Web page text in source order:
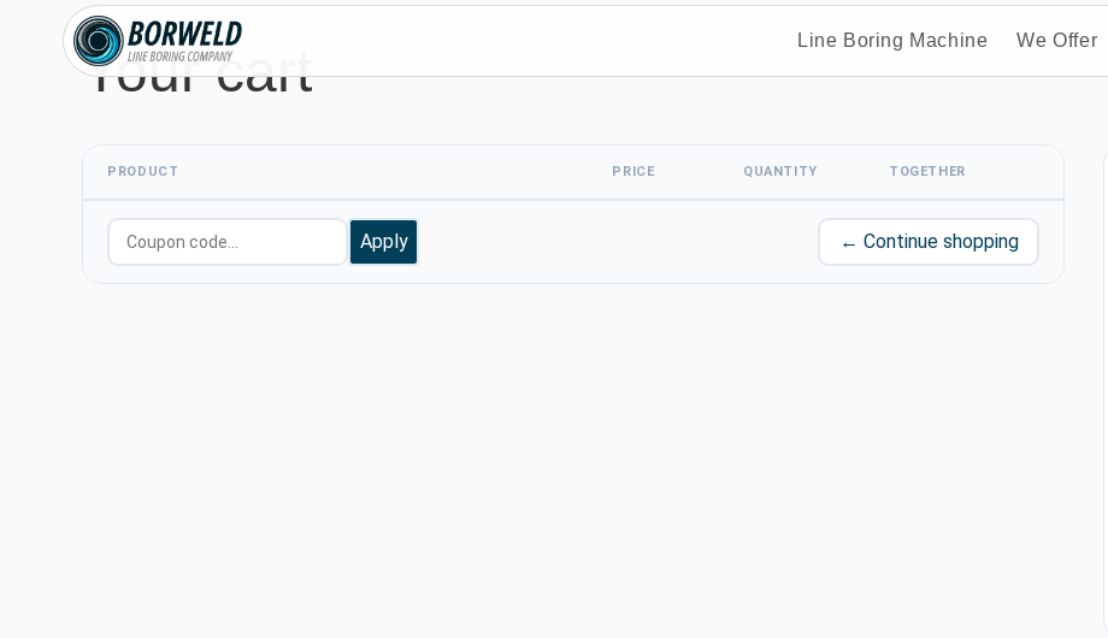
Line Boring Machine We Offer
Your cart
PRODUCT PRICE QUANTITY TOGETHER
Apply ← Continue shopping